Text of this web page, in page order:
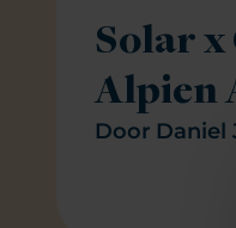
Solar x
Alpien
Door Daniel